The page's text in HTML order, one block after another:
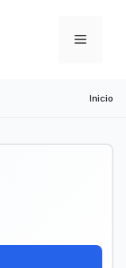
Menu
Inicio